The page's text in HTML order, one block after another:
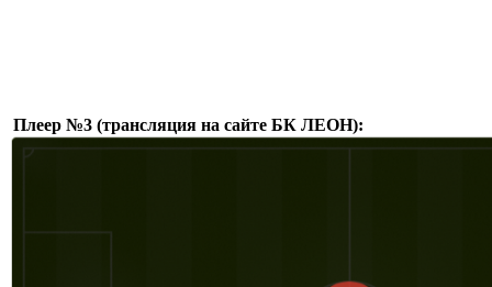
Плеер №3 (трансляция на сайте БК ЛЕОН):